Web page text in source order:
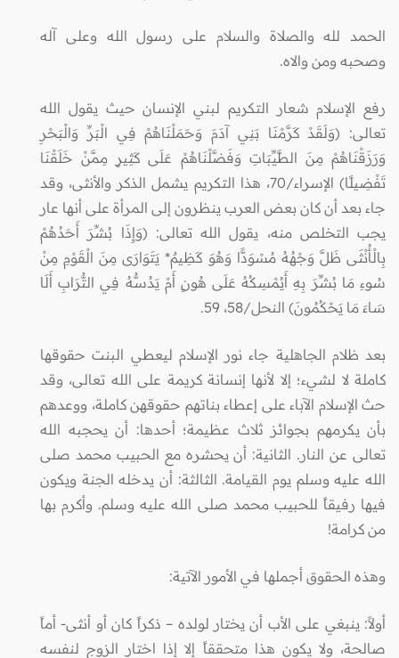
الحمد لله والصلاة والسلام على رسول الله وعلى آله
وصحبه ومن والاه.
رفع الإسلام شعار التكريم لبني الإنسان حيث يقول الله
تعالى: (وَلَقَدْ كَرَّمْنَا بَنِي آدَمَ وَحَمَلْنَاهُمْ فِي الْبَرِّ وَالْبَحْرِ
وَرَزَقْنَاهُمْ مِنَ الطَّيِّبَاتِ وَفَضَّلْنَاهُمْ عَلَى كَثِيرٍ مِمَّنْ خَلَقْنَا
تَفْضِيلًا) الإسراء/70، هذا التكريم يشمل الذكر والأنثى، وقد
جاء بعد أن كان بعض العرب ينظرون إلى المرأة على أنها عار
يجب التخلص منه، يقول الله تعالى: (وَإِذَا بُشِّرَ أَحَدُهُمْ
بِالْأُنْثَى ظَلَّ وَجْهُهُ مُسْوَدًّا وَهُوَ كَظِيمٌ* يَتَوَارَى مِنَ الْقَوْمِ مِنْ
سُوءِ مَا بُشِّرَ بِهِ أَيُمْسِكُهُ عَلَى هُونٍ أَمْ يَدُسُّهُ فِي التُّرَابِ أَلَا
سَاءَ مَا يَحْكُمُونَ) النحل/58، 59.
بعد ظلام الجاهلية جاء نور الإسلام ليعطي البنت حقوقها
كاملة لا لشيء؛ إلا لأنها إنسانة كريمة على الله تعالى، وقد
حث الإسلام الآباء على إعطاء بناتهم حقوقهن كاملة، ووعدهم
بأن يكرمهم بجوائز ثلاث عظيمة؛ أحدها: أن يحجبه الله
تعالى عن النار. الثانية: أن يحشره مع الحبيب محمد صلى
الله عليه وسلم يوم القيامة. الثالثة: أن يدخله الجنة ويكون
فيها رفيقاً للحبيب محمد صلى الله عليه وسلم. وأكرم بها
من كرامة!
وهذه الحقوق أجملها في الأمور الآتية:
أولاً: ينبغي على الأب أن يختار لولده – ذكراً كان أو أنثى- أماً
صالحة، ولا يكون هذا متحققاً إلا إذا اختار الزوج لنفسه